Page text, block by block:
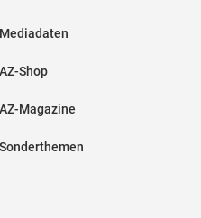
Mediadaten
AZ-Shop
AZ-Magazine
Sonderthemen